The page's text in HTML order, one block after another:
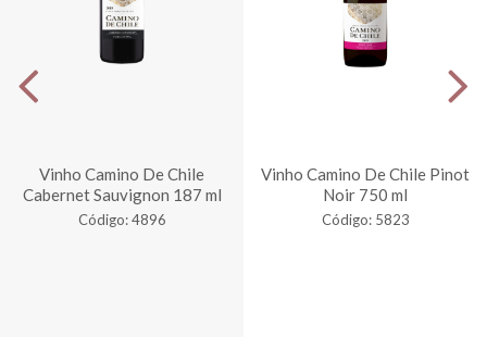
Vinho Camino De Chile
Cabernet Sauvignon 187 ml
Código: 4896
Vinho Camino De Chile Pinot
Noir 750 ml
Código: 5823